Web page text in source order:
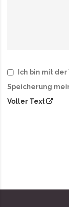
Ich bin mit
Speicherung
Voller Text